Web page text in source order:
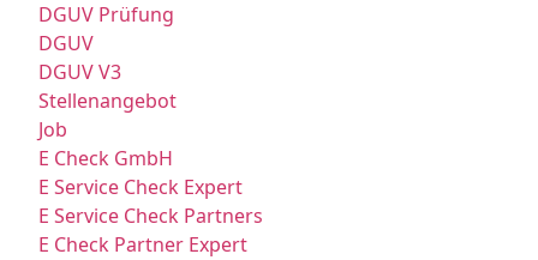
DGUV Prüfung
DGUV
DGUV V3
Stellenangebot
Job
E Check GmbH
E Service Check Expert
E Service Check Partners
E Check Partner Expert